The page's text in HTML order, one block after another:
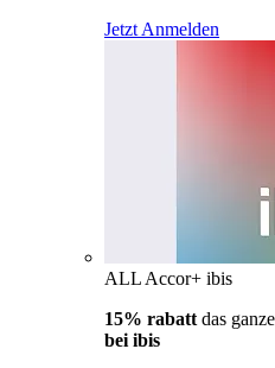
Jetzt Anmelden
ALL Accor+ ibis
15% rabatt das
bei ibis